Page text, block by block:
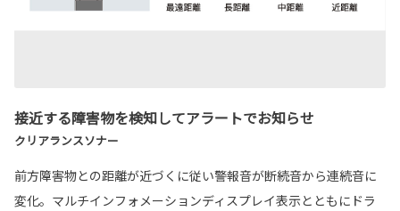
接近する障害物を検知してアラートでお知らせ
クリアランスソナー
前方障害物との距離が近づくに従い警報音が断続音から連続音に
変化。マルチインフォメーションディスプレイ表示とともにドラ